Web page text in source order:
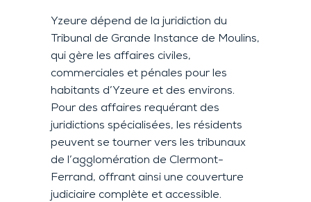
Yzeure dépend de la juridiction du
Tribunal de Grande Instance de Moulins,
qui gère les affaires civiles,
commerciales et pénales pour les
habitants d’Yzeure et des environs.
Pour des affaires requérant des
juridictions spécialisées, les résidents
peuvent se tourner vers les tribunaux
de l’agglomération de Clermont-
Ferrand, offrant ainsi une couverture
judiciaire complète et accessible.